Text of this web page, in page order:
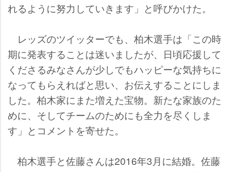
れるように努力していきます」と呼びかけた。
レッズのツイッターでも、柏木選手は「この時
期に発表することは迷いましたが、日頃応援して
くださるみなさんが少しでもハッピーな気持ちに
なってもらえればと思い、お伝えすることにしま
した。柏木家にまた増えた宝物。新たな家族のた
めに、そしてチームのためにも全力を尽くしま
す」とコメントを寄せた。
柏木選手と佐藤さんは2016年3月に結婚。佐藤